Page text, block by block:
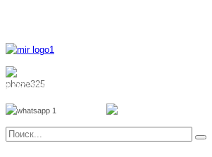
8 962 888 51 55